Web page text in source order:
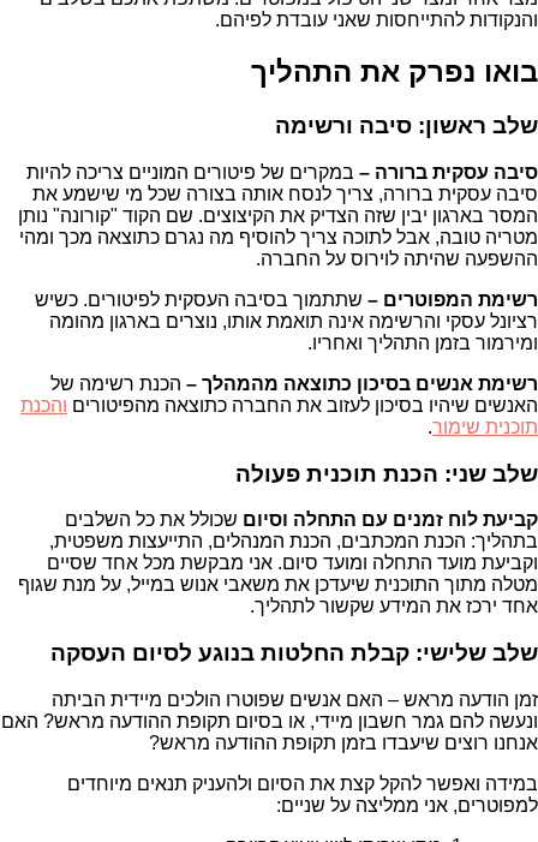
והנקודות להתייחסות שאני עובדת לפיהם.
בואו נפרק את התהליך
שלב ראשון: סיבה ורשימה
סיבה עסקית ברורה – במקרים של פיטורים המוניים צריכה להיות
סיבה עסקית ברורה, צריך לנסח אותה בצורה שכל מי שישמע את
המסר בארגון יבין שזה הצדיק את הקיצוצים. שם הקוד "קורונה" נותן
מטריה טובה, אבל לתוכה צריך להוסיף מה נגרם כתוצאה מכך ומהי
ההשפעה שהיתה לוירוס על החברה.
רשימת המפוטרים – שתתמוך בסיבה העסקית לפיטורים. כשיש
רציונל עסקי והרשימה אינה תואמת אותו, נוצרים בארגון מהומה
ומירמור בזמן התהליך ואחריו.
רשימת אנשים בסיכון כתוצאה מהמהלך – הכנת רשימה של
האנשים שיהיו בסיכון לעזוב את החברה כתוצאה מהפיטורים והכנת
תוכנית שימור.
שלב שני: הכנת תוכנית פעולה
קביעת לוח זמנים עם התחלה וסיום שכולל את כל השלבים
בתהליך: הכנת המכתבים, הכנת המנהלים, התייעצות משפטית,
וקביעת מועד התחלה ומועד סיום. אני מבקשת מכל אחד שסיים
מטלה מתוך התוכנית שיעדכן את משאבי אנוש במייל, על מנת שגוף
אחד ירכז את המידע שקשור לתהליך.
שלב שלישי: קבלת החלטות בנוגע לסיום העסקה
זמן הודעה מראש – האם אנשים שפוטרו הולכים מיידית הביתה
ונעשה להם גמר חשבון מיידי, או בסיום תקופת ההודעה מראש? האם
אנחנו רוצים שיעבדו בזמן תקופת ההודעה מראש?
במידה ואפשר להקל קצת את הסיום ולהעניק תנאים מיוחדים
למפוטרים, אני ממליצה על שניים: